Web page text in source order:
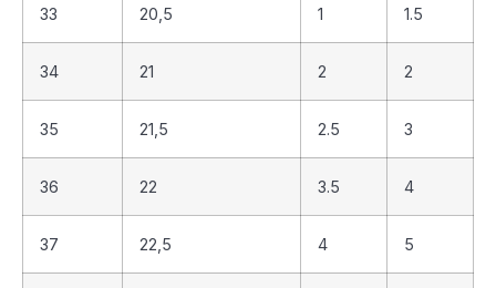
33 20,5 1 1.5
34 21 2 2
35 21,5 2.5 3
36 22 3.5 4
37 22,5 4 5